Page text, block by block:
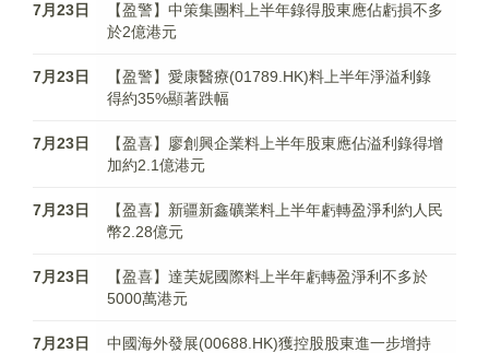
7月23日
【盈警】中策集團料上半年錄得股東應佔虧損不多
於2億港元
7月23日
【盈警】愛康醫療(01789.HK)料上半年淨溢利錄
得約35%顯著跌幅
7月23日
【盈喜】廖創興企業料上半年股東應佔溢利錄得增
加約2.1億港元
7月23日
【盈喜】新疆新鑫礦業料上半年虧轉盈淨利約人民
幣2.28億元
7月23日
【盈喜】達芙妮國際料上半年虧轉盈淨利不多於
5000萬港元
7月23日
中國海外發展(00688.HK)獲控股股東進一步增持